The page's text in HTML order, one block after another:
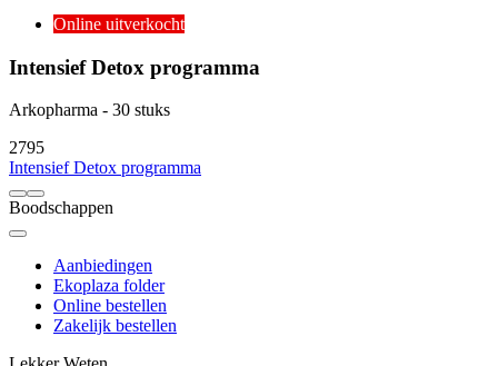
Online uitverkocht
Intensief Detox programma
Arkopharma - 30 stuks
2795
Intensief Detox programma
Boodschappen
Aanbiedingen
Ekoplaza folder
Online bestellen
Zakelijk bestellen